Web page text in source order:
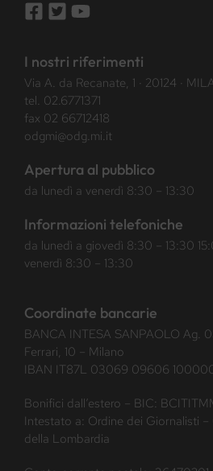
I nostri riferimenti
Via A. da Recanate, 1 · 20124 ·
tel. 02.6771371
fax 02 66712418
odgmi@odg.mi.it
Apertura al pubblico
da lunedì a venerdì 8:30 – 13:30
Informazioni telefoniche
da lunedì a giovedì 8:30 – 13:30
venerdì 8:30 – 13:30
Coordinate bancarie
BANCA INTESA SANPAOLO Ag.
Ferrari, 10 – Milano
IBAN IT87L 03069 09606
Bonifici dall’estero – BIC:
Intestato a: Ordine dei Giornalisti –
della Lombardia